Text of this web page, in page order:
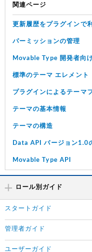
関連ページ
更新履歴をプラグインで
パーミッションの管理
Movable Type 開発者向
標準のテーマ エレメント
プラグインによるテーマ
テーマの基本情報
テーマの構造
Data API バージョン1.0
Movable Type API
ロール別ガイド
スタートガイド
管理者ガイド
ユーザーガイド